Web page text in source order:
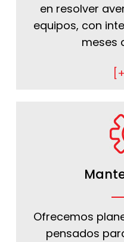
en resolver
equipos, con
meses
Ofrecemos
pensados